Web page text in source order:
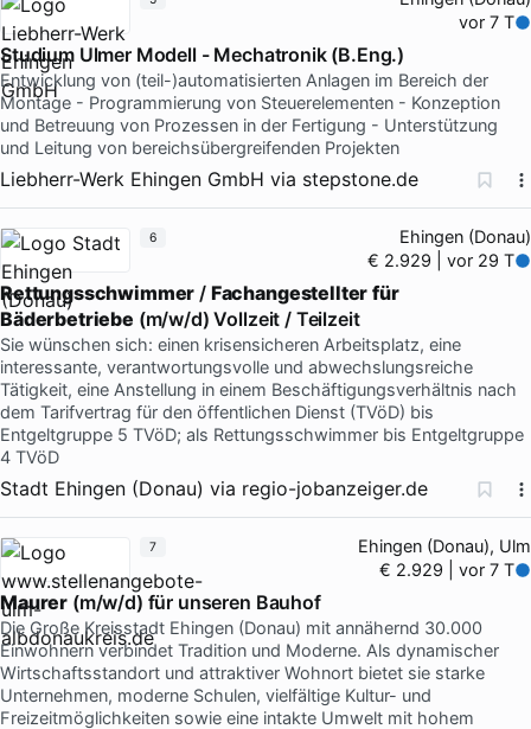
vor 7 T
Studium Ulmer Modell - Mechatronik (B.Eng.)
Entwicklung von (teil-)automatisierten Anlagen im Bereich der
Montage - Programmierung von Steuerelementen - Konzeption
und Betreuung von Prozessen in der Fertigung - Unterstützung
und Leitung von bereichsübergreifenden Projekten
Liebherr-Werk Ehingen GmbH via stepstone.de
Ehingen (Donau)
€ 2.929 | vor 29 T
Rettungsschwimmer / Fachangestellter für
Bäderbetriebe (m/w/d) Vollzeit / Teilzeit
Sie wünschen sich: einen krisensicheren Arbeitsplatz, eine
interessante, verantwortungsvolle und abwechslungsreiche
Tätigkeit, eine Anstellung in einem Beschäftigungsverhältnis nach
dem Tarifvertrag für den öffentlichen Dienst (TVöD) bis
Entgeltgruppe 5 TVöD; als Rettungsschwimmer bis Entgeltgruppe
4 TVöD
Stadt Ehingen (Donau) via regio-jobanzeiger.de
6
Ehingen (Donau), Ulm
€ 2.929 | vor 7 T
Maurer (m/w/d) für unseren Bauhof
Die Große Kreisstadt Ehingen (Donau) mit annähernd 30.000
Einwohnern verbindet Tradition und Moderne. Als dynamischer
Wirtschaftsstandort und attraktiver Wohnort bietet sie starke
Unternehmen, moderne Schulen, vielfältige Kultur- und
Freizeitmöglichkeiten sowie eine intakte Umwelt mit hohem
7